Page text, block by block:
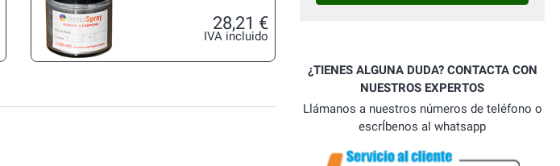
28,21 €
IVA incluido
¿TIENES ALGUNA DUDA? CONTACTA CON
NUESTROS EXPERTOS
Llámanos a nuestros números de teléfono o
escrÍbenos al whatsapp